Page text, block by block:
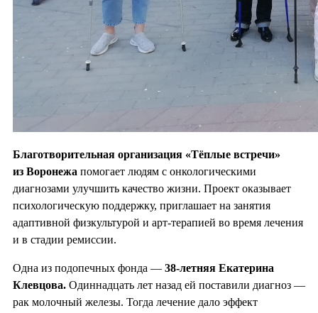
Благотворительная организация «Тёплые встречи»
из Воронежа помогает людям с онкологическими
диагнозами улучшить качество жизни. Проект оказывает
психологическую поддержку, приглашает на занятия
адаптивной физкультурой и арт-терапией во время лечения
и в стадии ремиссии.
Одна из подопечных фонда — 38-летняя Екатерина
Клевцова. Одиннадцать лет назад ей поставили диагноз —
рак молочный железы. Тогда лечение дало эффект